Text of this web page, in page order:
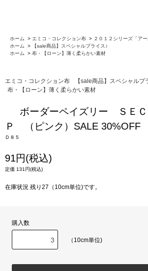
ホーム > エミコ・コレクション布 > ２０１２シリーズ「アー
ホーム
>
【sale商品】スペシャルプライス♪
ホーム
> 布・【ローン】薄く柔らかい素材
エミコ・コレクション布
【sale商品】スペシャルプ
布・【ローン】薄く柔らかい素材
ボーダーペイズリー ＳＥ
Ｐ （ピンク）SALE 30%OFF
Ｄ８５
91円(税込)
定価 131円(税込)
在庫状況 残り27（10cm単位)です。
購入数
（10cm単位)